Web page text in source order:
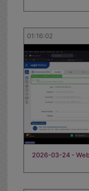
01:16:02
2026-03-24 -